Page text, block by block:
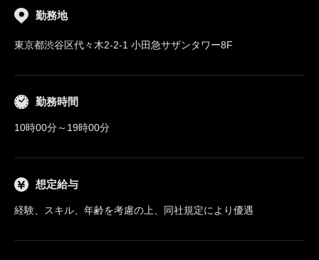
勤務地
東京都渋谷区代々木2-2-1 小田急サザンタワー8F
勤務時間
10時00分～19時00分
想定給与
経験、スキル、年齢を考慮の上、同社規定により優遇